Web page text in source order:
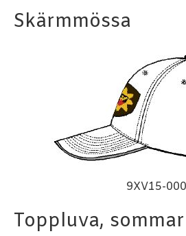
Skärmmössa
9XV15-000
Toppluva,